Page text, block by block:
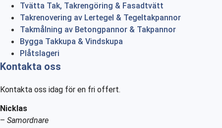
Tvätta Tak, Takrengöring & Fasadtvätt
Takrenovering av Lertegel & Tegeltakpannor
Takmålning av Betongpannor & Takpannor
Bygga Takkupa & Vindskupa
Plåtslageri
Kontakta oss
Kontakta oss idag för en fri offert.
Nicklas
– Samordnare